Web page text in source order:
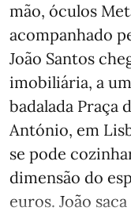
mão, óculos
acompanhado
João Santos
imobiliária, a um
badalada Praça
António, em
se pode
dimensão do
euros. João